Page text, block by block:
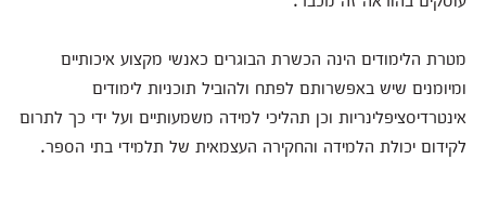
מטרת הלימודים הינה הכשרת הבוגרים כאנשי מקצוע איכותיים
ומיומנים שיש באפשרותם לפתח ולהוביל תוכניות לימודים
אינטרדיסציפלינריות וכן תהליכי למידה משמעותיים ועל ידי כך לתרום
לקידום יכולת הלמידה והחקירה העצמאית של תלמידי בתי הספר.